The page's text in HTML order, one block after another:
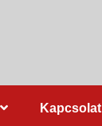
Kapcsolat